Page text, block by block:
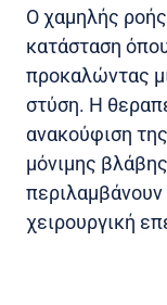
Ο χαμηλής ροής
κατάσταση
προκαλώντας
στύση. Η
ανακούφιση
μόνιμης
χειρουργική